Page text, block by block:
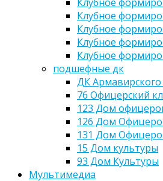
Клубное
Клубное
Клубное
Клубное
подшефные дк
ДК Армавирского
76 Офицерский
123 Дом
126 Дом
131 Дом
15 Дом культуры
93 Дом Культуры
Мультимедиа